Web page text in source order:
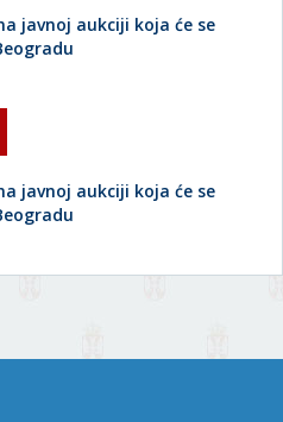
javnoj aukciji koja će se
javnoj aukciji koja će se